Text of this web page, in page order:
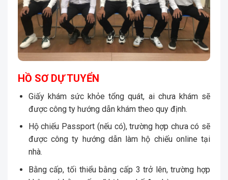
HỒ SƠ DỰ TUYỂN
Giấy khám sức khỏe tổng quát, ai chưa khám sẽ
được công ty hướng dẫn khám theo quy định.
Hộ chiếu Passport (nếu có), trường hợp chưa có sẽ
được công ty hướng dẫn làm hộ chiếu online tại
nhà.
Bằng cấp, tối thiểu bằng cấp 3 trở lên, trường hợp